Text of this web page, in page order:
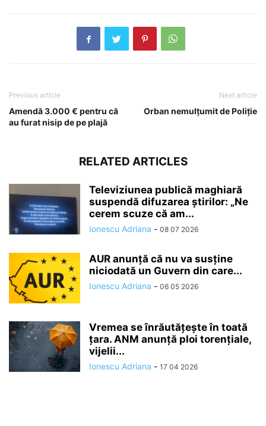
Previous article
Amendă 3.000 € pentru că
au furat nisip de pe plajă
Next article
Orban nemulțumit de Poliție
RELATED ARTICLES
Televiziunea publică maghiară
suspendă difuzarea ştirilor: „Ne
cerem scuze că am...
Ionescu Adriana - 08 07 2026
AUR anunță că nu va susține
niciodată un Guvern din care...
Ionescu Adriana - 06 05 2026
Vremea se înrăutăţeşte în toată
ţara. ANM anunță ploi torențiale,
vijelii...
Ionescu Adriana - 17 04 2026